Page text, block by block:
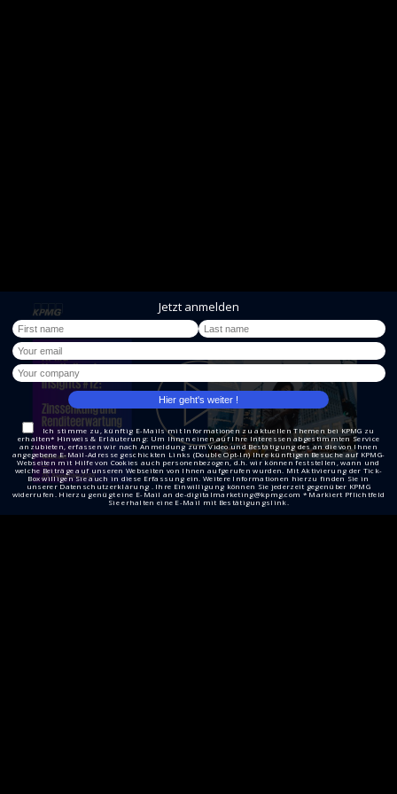
Jetzt anmelden
Ich stimme zu, künftig E-Mails mit Informationen zu aktuellen Themen bei KPMG zu
erhalten* Hinweis & Erläuterung: Um Ihnen einen auf Ihre Interessen abgestimmten Service
anzubieten, erfassen wir nach Anmeldung zum Video und Bestätigung des an die von Ihnen
angegebene E-Mail-Adresse geschickten Links (Double Opt-In) Ihre künftigen Besuche auf KPMG-
Webseiten mit Hilfe von Cookies auch personenbezogen, d.h. wir können feststellen, wann und
welche Beiträge auf unseren Webseiten von Ihnen aufgerufen wurden. Mit Aktivierung der Tick-
Box willigen Sie auch in diese Erfassung ein. Weitere Informationen hierzu finden Sie in
unserer Datenschutzerklärung . Ihre Einwilligung können Sie jederzeit gegenüber KPMG
widerrufen. Hierzu genügt eine E-Mail an de-digitalmarketing@kpmg.com * Markiert Pflichtfeld
Sie erhalten eine E-Mail mit Bestätigungslink.